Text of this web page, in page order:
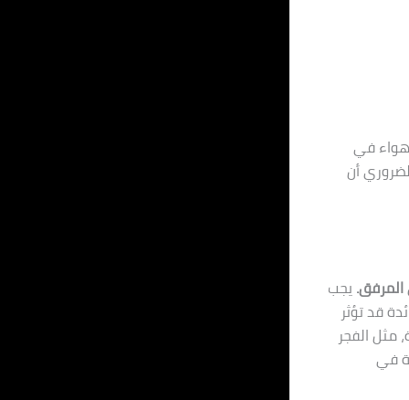
في
أن
المرفق.يجب
قد تؤثر
مثل الفجر
في